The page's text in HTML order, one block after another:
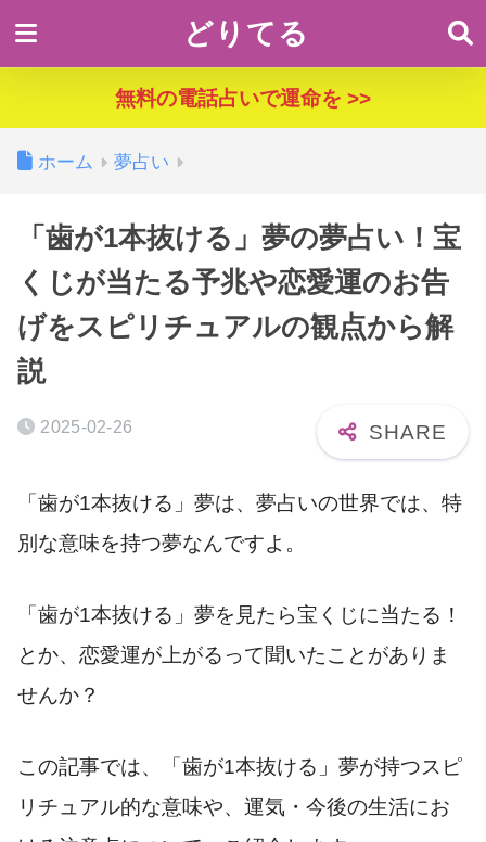
どりてる
無料の電話占いで運命を >>
ホーム 夢占い
「歯が1本抜ける」夢の夢占い！宝
くじが当たる予兆や恋愛運のお告
げをスピリチュアルの観点から解
説
2025-02-26
「歯が1本抜ける」夢は、夢占いの世界では、特
別な意味を持つ夢なんですよ。
「歯が1本抜ける」夢を見たら宝くじに当たる！
とか、恋愛運が上がるって聞いたことがありま
せんか？
この記事では、「歯が1本抜ける」夢が持つスピ
リチュアル的な意味や、運気・今後の生活にお